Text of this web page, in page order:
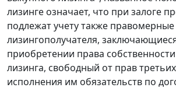
лизинге означает, что при залоге
подлежат учету также
лизингополучателя,
приобретении права
лизинга, свободный от прав
исполнения им обязательств по